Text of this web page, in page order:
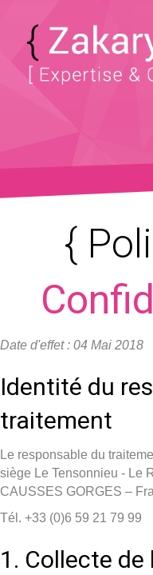
{
Date d'effet : 04 Mai 2018
Identité du
traitement
Le responsable du
siège Le Tensonnieu - Le
CAUSSES GORGES –
Tél. +33 (0)6 59 21 79 99
1. Collecte de